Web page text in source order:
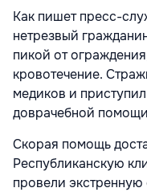
Как пишет пресс-
нетрезвый
пикой от
кровотечение.
медиков и
доврачебной
Скорая помощь
Республиканскую
провели